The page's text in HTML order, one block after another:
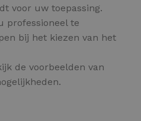
voor uw toepassing.
professioneel te
bij het kiezen van het
de voorbeelden van